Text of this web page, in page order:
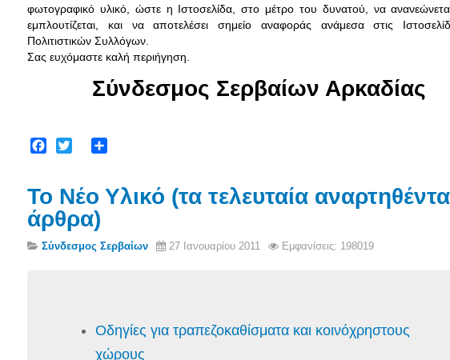
φωτογραφικό υλικό, ώστε η Ιστοσελίδα, στο μέτρο του δυνατού, να
εμπλουτίζεται, και να αποτελέσει σημείο αναφοράς ανάμεσα στις
Πολιτιστικών Συλλόγων.
Σας ευχόμαστε καλή περιήγηση
Σύνδεσμος Σερβαίων Αρκαδίας
Το Νέο Υλικό (τα τελευταία αναρτηθέντα
άρθρα)
Σύνδεσμος Σερβαίων 27 Ιανουαρίου 2011 Εμφανίσεις: 198019
Οδηγίες για τραπεζοκαθίσματα και κοινόχρηστους
χώρους